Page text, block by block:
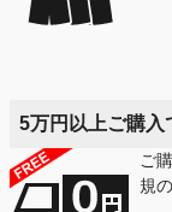
5万円以上ご購入
ご
規